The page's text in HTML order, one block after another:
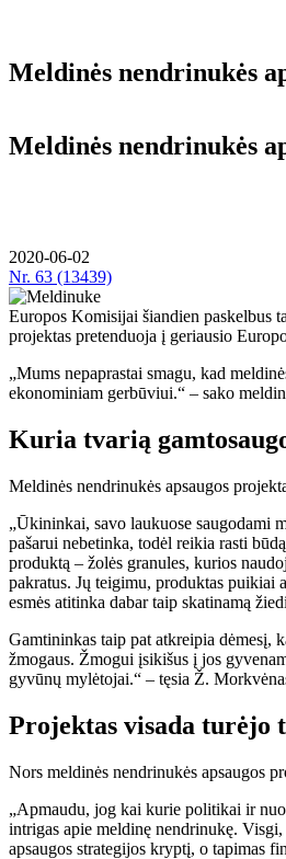
Meldinės nendrinukės
Meldinės nendrinukės
2020-06-02
Nr. 63 (13439)
Europos Komisijai šiandien paskelbus
projektas pretenduoja į geriausio
„Mums nepaprastai smagu, kad
ekonominiam gerbūviui.“ – sako
Kuria tvarią
Meldinės nendrinukės apsaugos
„Ūkininkai, savo laukuose saugodami
pašarui nebetinka, todėl reikia rasti
produktą – žolės granules, kurios
pakratus. Jų teigimu, produktas puikiai
esmės atitinka dabar taip skatinamą
Gamtininkas taip pat atkreipia dėmesį,
žmogaus. Žmogui įsikišus į jos
gyvūnų mylėtojai.“ – tęsia Ž.
Projektas visada turėjo
Nors meldinės nendrinukės apsaugos
„Apmaudu, jog kai kurie politikai ir
intrigas apie meldinę nendrinukę.
apsaugos strategijos kryptį, o tapimas